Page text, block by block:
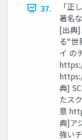
37.
「正
著名
[出典]
る“世
イ の
典]
たス
意
典]ア
強い